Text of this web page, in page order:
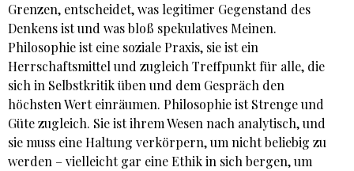
Grenzen, entscheidet, was legitimer Gegenstand des
Denkens ist und was bloß spekulatives Meinen.
Philosophie ist eine soziale Praxis, sie ist ein
Herrschaftsmittel und zugleich Treffpunkt für alle, die
sich in Selbstkritik üben und dem Gespräch den
höchsten Wert einräumen. Philosophie ist Strenge und
Güte zugleich. Sie ist ihrem Wesen nach analytisch, und
sie muss eine Haltung verkörpern, um nicht beliebig zu
werden – vielleicht gar eine Ethik in sich bergen, um